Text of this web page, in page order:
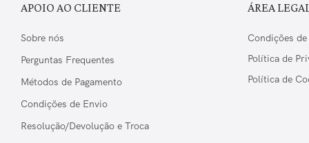
APOIO AO CLIENTE
Sobre nós
Perguntas Frequentes
Métodos de Pagamento
Condições de Envio
Resolução/Devolução e Troca
ÁREA
Condições de
Política de
Política de